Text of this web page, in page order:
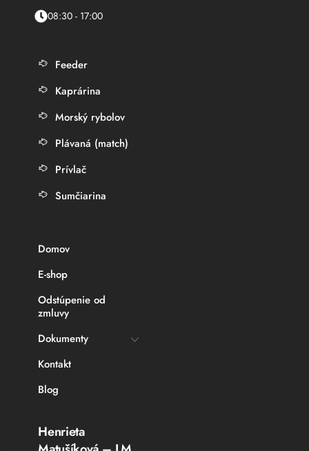
08:30 - 17:00
Feeder
Kaprárina
Morský rybolov
Plávaná (match)
Prívlač
Sumčiarina
Domov
E-shop
Odstúpenie od
zmluvy
Dokumenty
Kontakt
Blog
Henrieta